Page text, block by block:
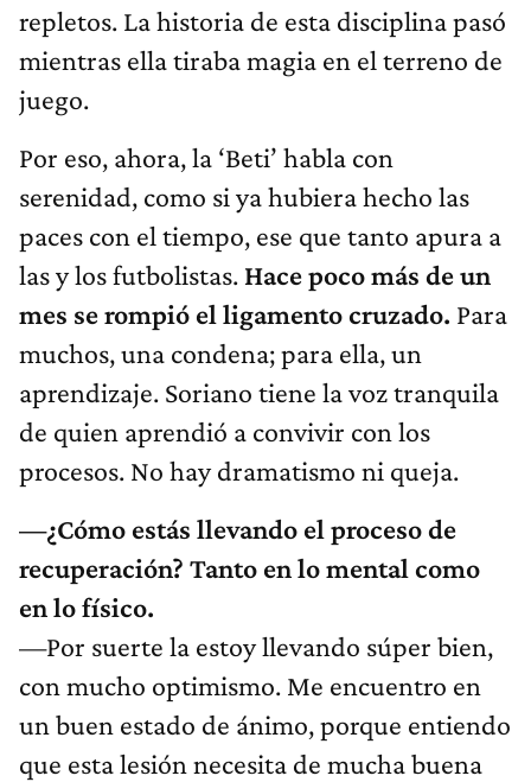
repletos. La historia de esta disciplina pasó
mientras ella tiraba magia en el terreno de
juego.
Por eso, ahora, la ‘Beti’ habla con
serenidad, como si ya hubiera hecho las
paces con el tiempo, ese que tanto apura a
las y los futbolistas. Hace poco más de un
mes se rompió el ligamento cruzado. Para
muchos, una condena; para ella, un
aprendizaje. Soriano tiene la voz tranquila
de quien aprendió a convivir con los
procesos. No hay dramatismo ni queja.
—¿Cómo estás llevando el proceso de
recuperación? Tanto en lo mental como
en lo físico.
—Por suerte la estoy llevando súper bien,
con mucho optimismo. Me encuentro en
un buen estado de ánimo, porque entiendo
que esta lesión necesita de mucha buena